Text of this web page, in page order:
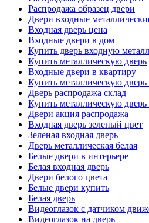
Распродажа образец двери
Двери входные
Входная дверь цена
Входные двери в дом
Купить дверь входную
Купить металлическую дверь
Входные двери в квартиру
Купить металлическую дверь
Дверь распродажа склад
Купить металлическую дверь
Двери акция распродажа
Входная дверь зеленый цвет
Зеленая входная дверь
Дверь металлическая белая
Белые двери в интерьере
Белая входная дверь
Двери белого цвета
Белые двери купить
Белая дверь
Видеоглазок с датчиком
Видеоглазок на дверь